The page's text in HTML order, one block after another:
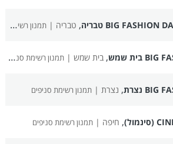
, טבריה |תמנון רשימת סניפים
,בית שמש |תמנון רשימת סניפים
, נצרת |תמנון רשימת סניפים
, חיפה |תמנון רשימת סניפים